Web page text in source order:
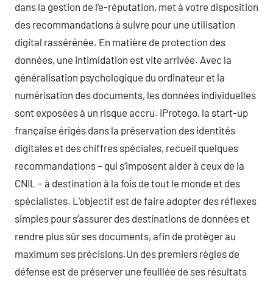
dans la gestion de l’e-réputation, met à votre disposition
des recommandations à suivre pour une utilisation
digital rassérénée. En matière de protection des
données, une intimidation est vite arrivée. Avec la
généralisation psychologique du ordinateur et la
numérisation des documents, les données individuelles
sont exposées à un risque accru. iProtego, la start-up
française érigés dans la préservation des identités
digitales et des chiffres spéciales, recueil quelques
recommandations – qui s’imposent aider à ceux de la
CNIL – à destination à la fois de tout le monde et des
spécialistes. L’objectif est de faire adopter des réflexes
simples pour s’assurer des destinations de données et
rendre plus sûr ses documents, afin de protéger au
maximum ses précisions.Un des premiers règles de
défense est de préserver une feuillée de ses résultats